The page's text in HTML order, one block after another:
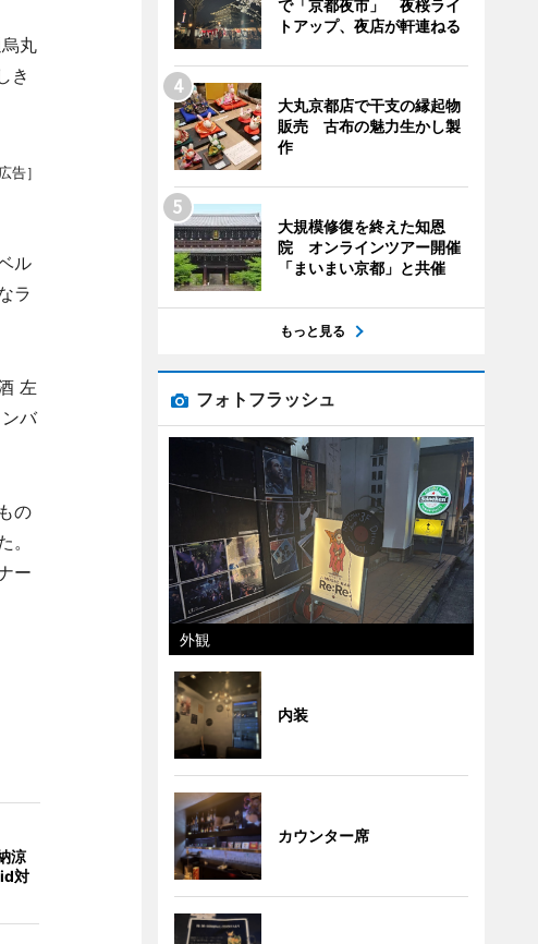
丸
き
告］
ル
ラ
左
バ
の
ー
涼
対
で「京都夜市」 夜桜ライ
トアップ、夜店が軒連ねる
大丸京都店で干支の縁起物
販売 古布の魅力生かし製
作
大規模修復を終えた知恩
院 オンラインツアー開催
「まいまい京都」と共催
もっと見る
フォトフラッシュ
外観
内装
カウンター席